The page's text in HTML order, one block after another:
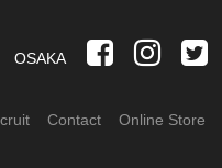
OSAKA
Contact Online Store